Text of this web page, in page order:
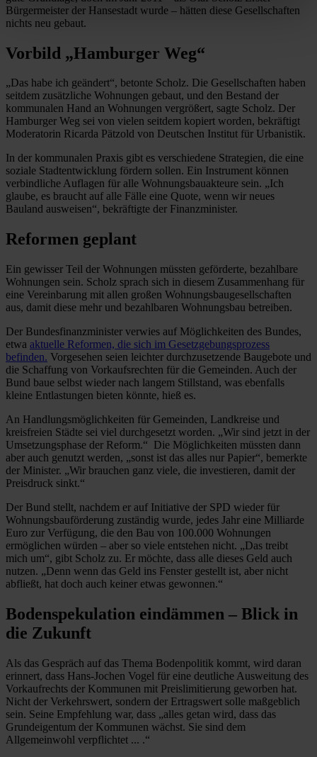
Bürgermeister der Hansestadt wurde – hätten diese Gesellschaften
nichts neu gebaut.
Vorbild „Hamburger Weg“
„Das habe ich geändert“, betonte Scholz. Die Gesellschaften haben
seitdem zusätzliche Wohnungen gebaut, und den Bestand der
kommunalen Hand an Wohnungen vergrößert, sagte Scholz. Der
Hamburger Weg sei von vielen seitdem kopiert worden, bekräftigt
Moderatorin Ricarda Pätzold von Deutschen Institut für Urbanistik.
In der kommunalen Praxis gibt es verschiedene Strategien, die eine
soziale Stadtentwicklung fördern sollen. Ein Instrument können
verbindliche Auflagen für alle Wohnungsbauakteure sein. „Ich
glaube, es braucht auf alle Fälle eine Quote, wenn wir neues
Bauland ausweisen“, bekräftigte der Finanzminister.
Reformen geplant
Ein gewisser Teil der Wohnungen müssten geförderte, bezahlbare
Wohnungen sein. Scholz sprach sich in diesem Zusammenhang für
eine Vereinbarung mit allen großen Wohnungsbaugesellschaften
aus, damit diese mehr und bezahlbaren Wohnungsbau betreiben.
Der Bundesfinanzminister verwies auf Möglichkeiten des Bundes,
etwa aktuelle Reformen, die sich im Gesetzgebungsprozess
befinden. Vorgesehen seien leichter durchzusetzende Baugebote und
die Schaffung von Vorkaufsrechten für die Gemeinden. Auch der
Bund baue selbst wieder nach langem Stillstand, was ebenfalls
kleine Entlastungen bieten könnte, hieß es.
An Handlungsmöglichkeiten für Gemeinden, Landkreise und
kreisfreien Städte sei viel durchgesetzt worden. „Wir sind jetzt in der
Umsetzungsphase der Reform.“ Die Möglichkeiten müssten dann
aber auch genutzt werden, „sonst ist das alles nur Papier“, bemerkte
der Minister. „Wir brauchen ganz viele, die investieren, damit der
Preisdruck sinkt.“
Der Bund stellt, nachdem er auf Initiative der SPD wieder für
Wohnungsbauförderung zuständig wurde, jedes Jahr eine Milliarde
Euro zur Verfügung, die den Bau von 100.000 Wohnungen
ermöglichen würden – aber so viele entstehen nicht. „Das treibt
mich um“, gibt Scholz zu. Er möchte, dass alle dieses Geld auch
nutzen. „Denn wenn das Geld ins Fenster gestellt ist, aber nicht
abfließt, hat doch auch keiner etwas gewonnen.“
Bodenspekulation eindämmen – Blick in
die Zukunft
Als das Gespräch auf das Thema Bodenpolitik kommt, wird daran
erinnert, dass Hans-Jochen Vogel für eine deutliche Ausweitung des
Vorkaufrechts der Kommunen mit Preislimitierung geworben hat.
Nicht der Verkehrswert, sondern der Ertragswert solle maßgeblich
sein. Seine Empfehlung war, dass „alles getan wird, dass das
Grundeigentum der Kommunen wächst. Sie sind dem
Allgemeinwohl verpflichtet ... .“